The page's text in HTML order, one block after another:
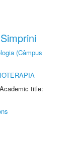
(Câmpus
title: